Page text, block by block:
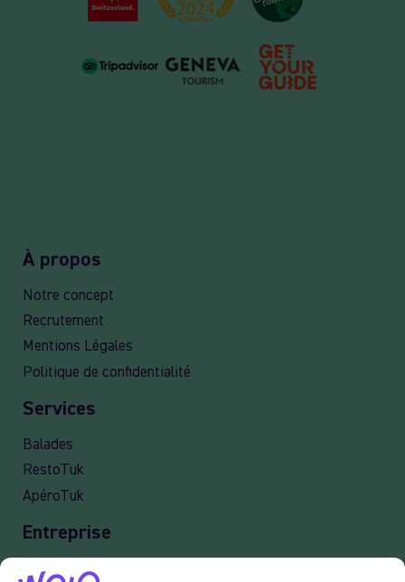
À propos
Notre concept
Recrutement
Mentions Légales
Politique de confidentialité
Services
Balades
RestoTuk
ApéroTuk
Entreprise
Events